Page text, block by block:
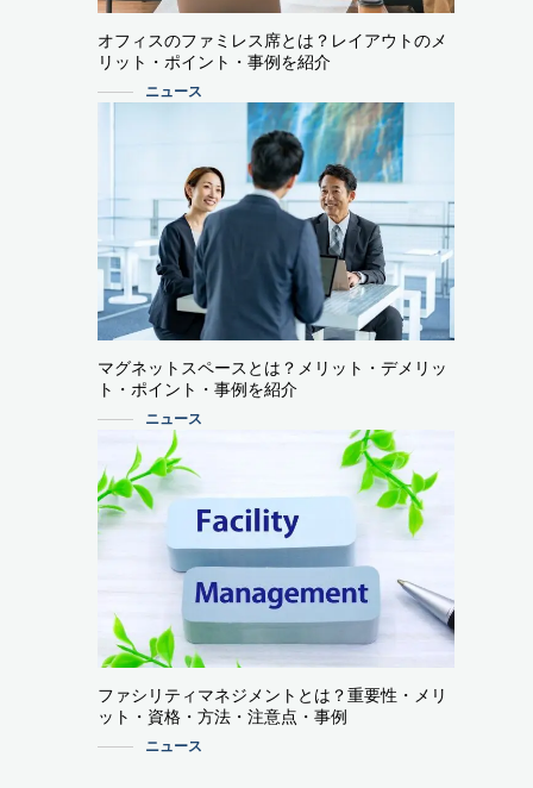
オフィスのファミレス席とは？レイアウトのメ
リット・ポイント・事例を紹介
ニュース
マグネットスペースとは？メリット・デメリッ
ト・ポイント・事例を紹介
ニュース
ファシリティマネジメントとは？重要性・メリ
ット・資格・方法・注意点・事例
ニュース